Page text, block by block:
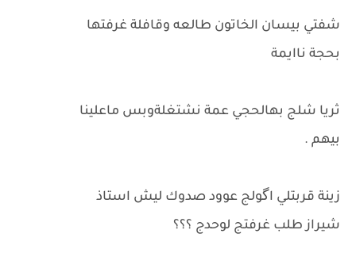
شفتي بيسان الخاتون طالعه وقافلة غرفتها
بحجة ناايمة
ثريا شلج بهالحجي عمة نشتغلةوبس ماعلينا
بيهم .
زينة قربتلي اگولج عوود صدوك ليش استاذ
شيراز طلب غرفتج لوحدج ؟؟؟